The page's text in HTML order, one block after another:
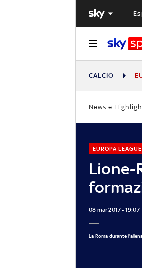
CALCIO
News e
Lione-
EUROPA LEAGUE
08 mar 2017 - 19:07
La Roma durante